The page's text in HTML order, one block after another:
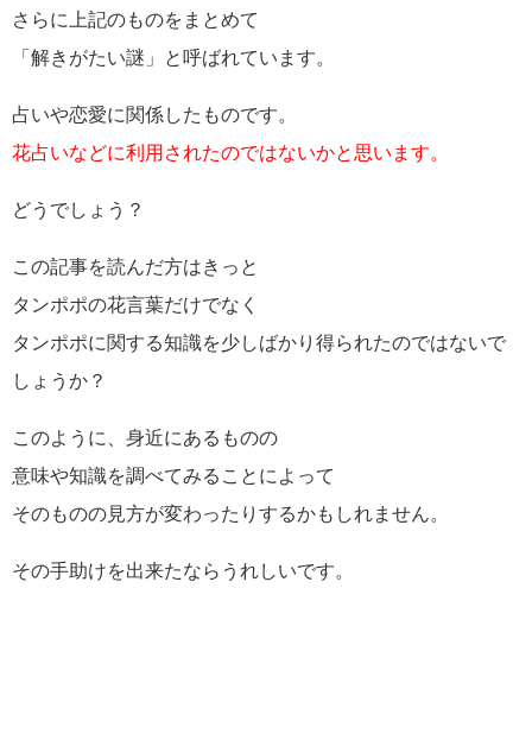
さらに上記のものをまとめて
「解きがたい謎」と呼ばれています。
占いや恋愛に関係したものです。
花占いなどに利用されたのではないかと思います。
どうでしょう？
この記事を読んだ方はきっと
タンポポの花言葉だけでなく
タンポポに関する知識を少しばかり得られたのではないで
しょうか？
このように、身近にあるものの
意味や知識を調べてみることによって
そのものの見方が変わったりするかもしれません。
その手助けを出来たならうれしいです。